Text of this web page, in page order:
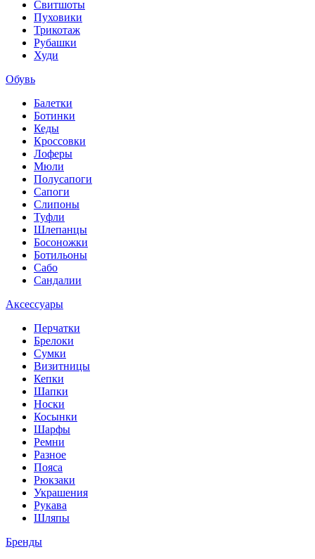
Свитшоты
Пуховики
Трикотаж
Рубашки
Худи
Обувь
Балетки
Ботинки
Кеды
Кроссовки
Лоферы
Мюли
Полусапоги
Сапоги
Слипоны
Туфли
Шлепанцы
Босоножки
Ботильоны
Сабо
Сандалии
Аксессуары
Перчатки
Брелоки
Сумки
Визитницы
Кепки
Шапки
Носки
Косынки
Шарфы
Ремни
Разное
Пояса
Рюкзаки
Украшения
Рукава
Шляпы
Бренды